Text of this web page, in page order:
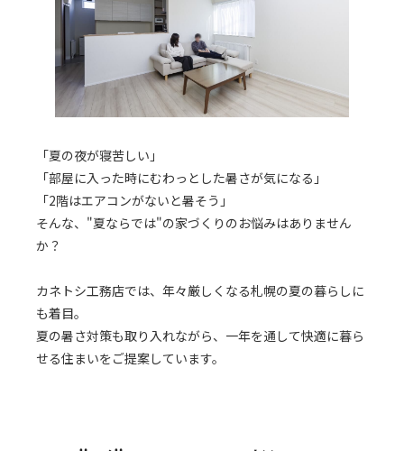
「夏の夜が寝苦しい」
「部屋に入った時にむわっとした暑さが気になる」
「2階はエアコンがないと暑そう」
そんな、"夏ならでは"の家づくりのお悩みはありません
か？
カネトシ工務店では、年々厳しくなる札幌の夏の暮らしに
も着目。
夏の暑さ対策も取り入れながら、一年を通して快適に暮ら
せる住まいをご提案しています。